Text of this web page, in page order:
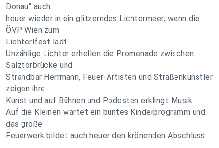
Donau" auch
heuer wieder in ein glitzerndes Lichtermeer, wenn die
ÖVP Wien zum
Lichterlfest lädt.
Unzählige Lichter erhellen die Promenade zwischen
Salztorbrücke und
Strandbar Herrmann, Feuer-Artisten und Straßenkünstler
zeigen ihre
Kunst und auf Bühnen und Podesten erklingt Musik.
Auf die Kleinen wartet ein buntes Kinderprogramm und
das große
Feuerwerk bildet auch heuer den krönenden Abschluss.